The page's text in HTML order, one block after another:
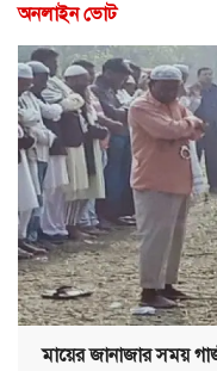
অনলাইন ভোট
মায়ের জানাজার সময়